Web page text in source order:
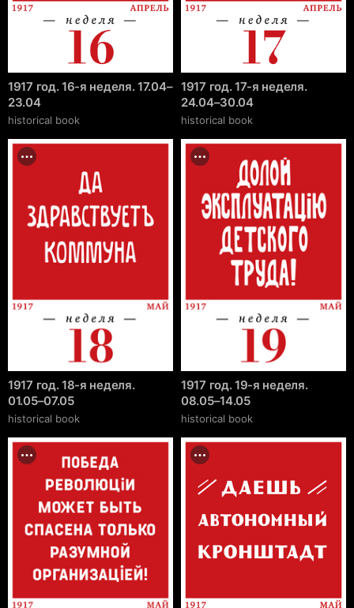
1917 год. 16-я неделя. 17.04–
23.04
historical book
1917 год. 17-я неделя.
24.04–30.04
historical book
1917 год. 18-я неделя.
01.05–07.05
historical book
1917 год. 19-я неделя.
08.05–14.05
historical book